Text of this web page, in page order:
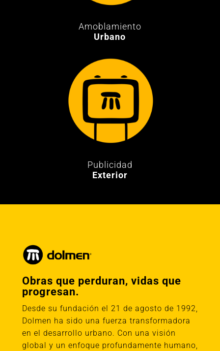
Amoblamiento
Urbano
Publicidad
Exterior
Obras que perduran, vidas que
progresan.
Desde su fundación el 21 de agosto de 1992,
Dolmen ha sido una fuerza transformadora
en el desarrollo urbano. Con una visión
global y un enfoque profundamente humano,